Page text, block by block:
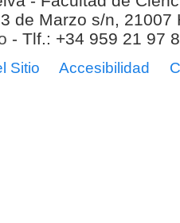
de Marzo s/n, 21007
- Tlf.: +34 959 21 97
Sitio Accesibilidad